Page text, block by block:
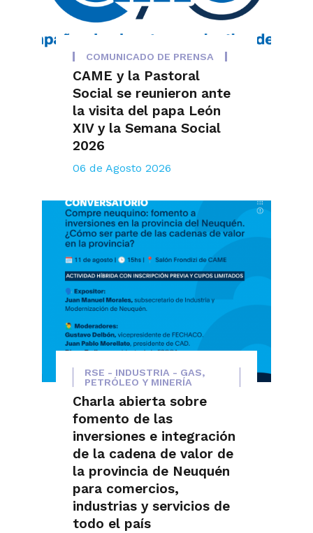
COMUNICADO DE PRENSA
CAME y la Pastoral
Social se reunieron ante
la visita del papa León
XIV y la Semana Social
2026
06 de Agosto 2026
RSE - INDUSTRIA - GAS,
PETRÓLEO Y MINERÍA
Charla abierta sobre
fomento de las
inversiones e integración
de la cadena de valor de
la provincia de Neuquén
para comercios,
industrias y servicios de
todo el país